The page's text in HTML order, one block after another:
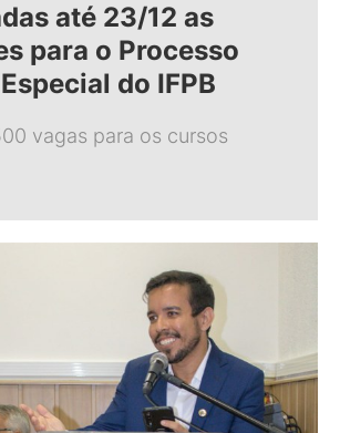
até 23/12 as
para o Processo
do IFPB
vagas para os cursos